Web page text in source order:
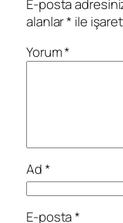
E-posta
alanlar* ile
Yorum*
Ad*
E-posta*